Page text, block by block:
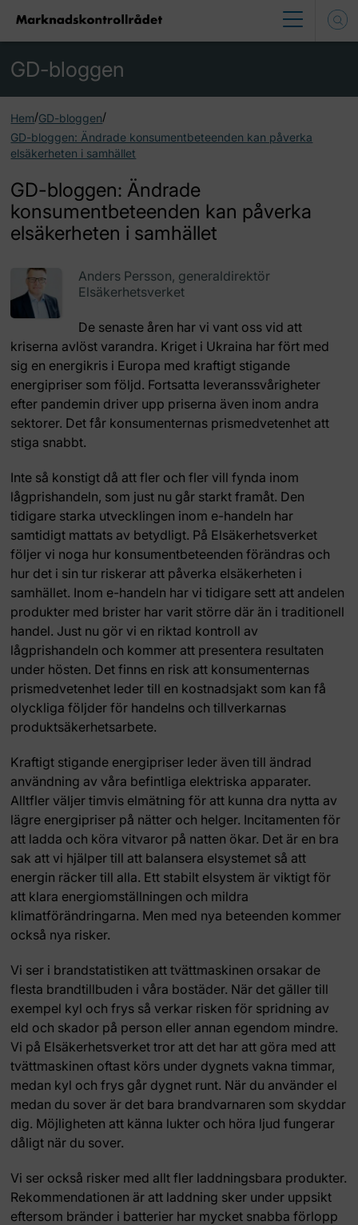
Hem/GD-bloggen/
GD-bloggen: Ändrade konsumentbeteenden kan påverka
elsäkerheten i samhället
GD-bloggen
GD-bloggen: Ändrade
konsumentbeteenden kan påverka
elsäkerheten i samhället
Anders Persson, generaldirektör
Elsäkerhetsverket
De senaste åren har vi vant oss vid att
kriserna avlöst varandra. Kriget i Ukraina har fört med
sig en energikris i Europa med kraftigt stigande
energipriser som följd. Fortsatta leveranssvårigheter
efter pandemin driver upp priserna även inom andra
sektorer. Det får konsumenternas prismedvetenhet att
stiga snabbt.
Inte så konstigt då att fler och fler vill fynda inom
lågprishandeln, som just nu går starkt framåt. Den
tidigare starka utvecklingen inom e-handeln har
samtidigt mattats av betydligt. På Elsäkerhetsverket
följer vi noga hur konsumentbeteenden förändras och
hur det i sin tur riskerar att påverka elsäkerheten i
samhället. Inom e-handeln har vi tidigare sett att andelen
produkter med brister har varit större där än i traditionell
handel. Just nu gör vi en riktad kontroll av
lågprishandeln och kommer att presentera resultaten
under hösten. Det finns en risk att konsumenternas
prismedvetenhet leder till en kostnadsjakt som kan få
olyckliga följder för handelns och tillverkarnas
produktsäkerhetsarbete.
Kraftigt stigande energipriser leder även till ändrad
användning av våra befintliga elektriska apparater.
Alltfler väljer timvis elmätning för att kunna dra nytta av
lägre energipriser på nätter och helger. Incitamenten för
att ladda och köra vitvaror på natten ökar. Det är en bra
sak att vi hjälper till att balansera elsystemet så att
energin räcker till alla. Ett stabilt elsystem är viktigt för
att klara energiomställningen och mildra
klimatförändringarna. Men med nya beteenden kommer
också nya risker.
Vi ser i brandstatistiken att tvättmaskinen orsakar de
flesta brandtillbuden i våra bostäder. När det gäller till
exempel kyl och frys så verkar risken för spridning av
eld och skador på person eller annan egendom mindre.
Vi på Elsäkerhetsverket tror att det har att göra med att
tvättmaskinen oftast körs under dygnets vakna timmar,
medan kyl och frys går dygnet runt. När du använder el
medan du sover är det bara brandvarnaren som skyddar
dig. Möjligheten att känna lukter och höra ljud fungerar
dåligt när du sover.
Vi ser också risker med allt fler laddningsbara produkter.
Rekommendationen är att laddning sker under uppsikt
eftersom bränder i batterier har mycket snabba förlopp